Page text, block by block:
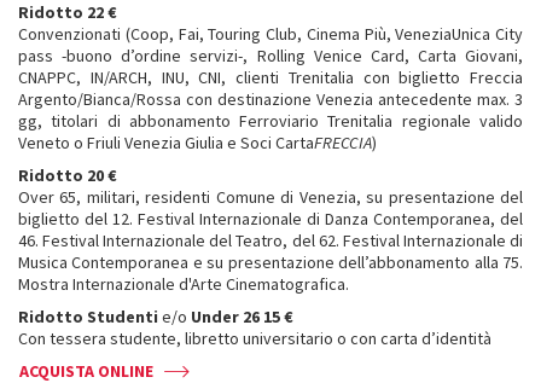
Ridotto 22 €
Convenzionati (Coop, Fai, Touring Club, Cinema Più, VeneziaUnica City
pass -buono d’ordine servizi-, Rolling Venice Card, Carta Giovani,
CNAPPC, IN/ARCH, INU, CNI, clienti Trenitalia con biglietto Freccia
Argento/Bianca/Rossa con destinazione Venezia antecedente max. 3
gg, titolari di abbonamento Ferroviario Trenitalia regionale valido
Veneto o Friuli Venezia Giulia e Soci CartaFRECCIA)
Ridotto 20 €
Over 65, militari, residenti Comune di Venezia, su presentazione del
biglietto del 12. Festival Internazionale di Danza Contemporanea, del
46. Festival Internazionale del Teatro, del 62. Festival Internazionale di
Musica Contemporanea e su presentazione dell’abbonamento alla 75.
Mostra Internazionale d'Arte Cinematografica.
Ridotto Studenti e/o Under 26 15 €
Con tessera studente, libretto universitario o con carta d’identità
ACQUISTA ONLINE